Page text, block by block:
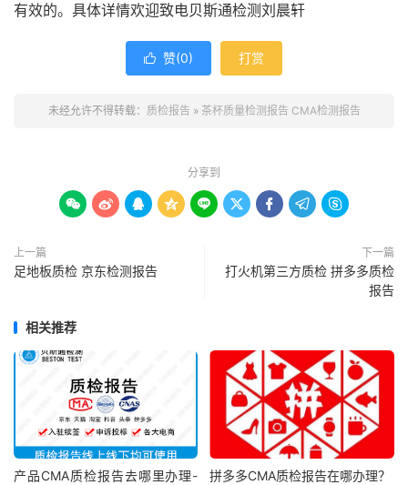
有效的。具体详情欢迎致电贝斯通检测刘晨轩
 赞(0) 打赏
未经允许不得转载： 质检报告 » 茶杯质量检测报告 CMA检测报告
分享到
        
上一篇
足地板质检 京东检测报告
下一篇
打火机第三方质检 拼多多质检
报告
相关推荐
产品CMA质检报告去哪里办理-
拼多多CMA质检报告在哪办理？